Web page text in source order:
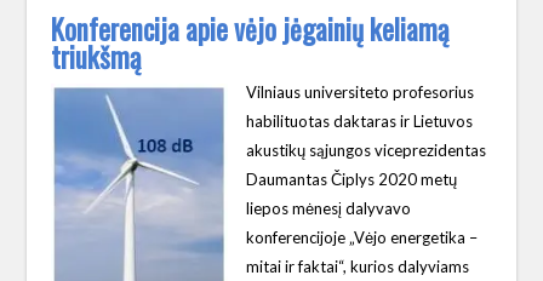
Konferencija apie vėjo jėgainių keliamą
triukšmą
Vilniaus universiteto profesorius
habilituotas daktaras ir Lietuvos
akustikų sąjungos viceprezidentas
Daumantas Čiplys 2020 metų
liepos mėnesį dalyvavo
konferencijoje „Vėjo energetika –
mitai ir faktai“, kurios dalyviams